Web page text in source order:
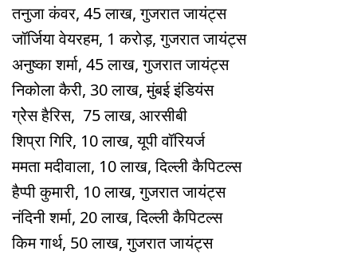
तनुजा कंवर, 45 लाख, गुजरात जायंट्स
जॉर्जि‍या वेयरहम, 1 करोड़, गुजरात जायंट्स
अनुष्का शर्मा, 45 लाख, गुजरात जायंट्स
निकोला कैरी, 30 लाख, मुंबई इंडियंस
ग्रेेस हैरिस, 75 लाख, आरसीबी
शिप्रा गिरि, 10 लाख, यूपी वॉरियर्ज
ममता मदीवाला, 10 लाख, दिल्ली कैपिटल्स
हैप्पी कुमारी, 10 लाख, गुजरात जायंट्स
नंदिनी शर्मा, 20 लाख, दिल्ली कैपिटल्स
किम गार्थ, 50 लाख, गुजरात जायंट्स